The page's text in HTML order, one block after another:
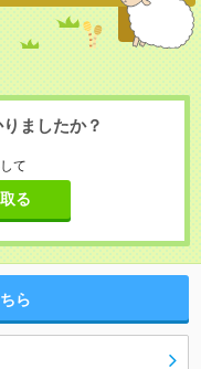
ましたか？
て
る
ら